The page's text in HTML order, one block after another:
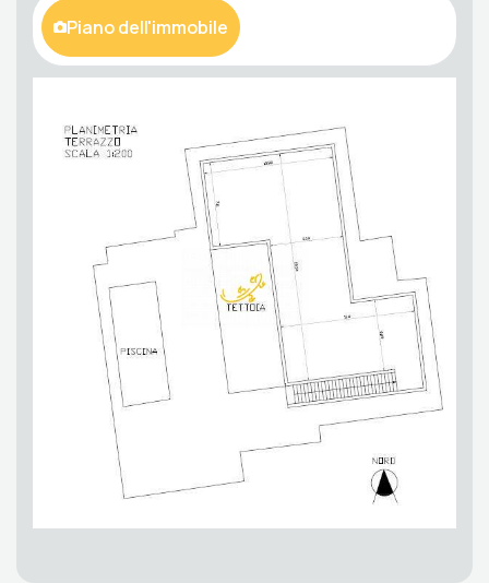
Piano dell'immobile